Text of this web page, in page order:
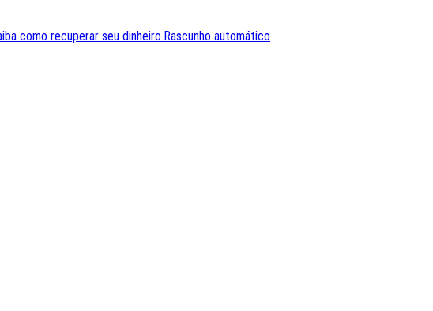
como recuperar seu dinheiro.Rascunho automático